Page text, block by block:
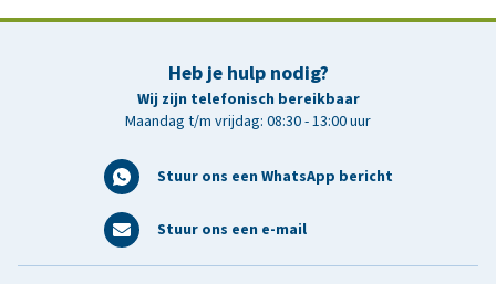
Heb je hulp nodig?
Wij zijn telefonisch bereikbaar
Maandag t/m vrijdag: 08:30 - 13:00 uur
Stuur ons een WhatsApp bericht
Stuur ons een e-mail